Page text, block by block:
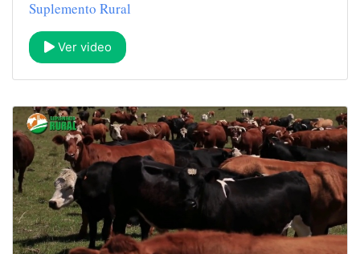
Suplemento Rural
Ver video